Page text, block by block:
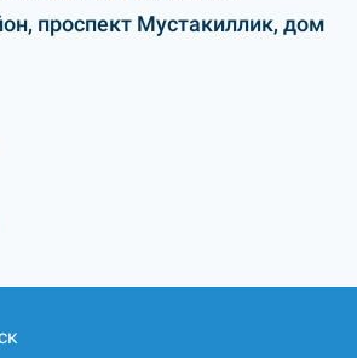
проспект Мустакиллик, дом